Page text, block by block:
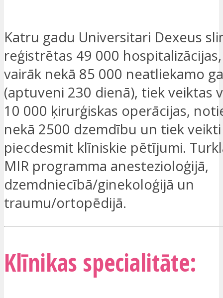
Katru gadu Universitari Dexeus
reģistrētas 49 000
vairāk nekā 85 000 neatliekamo
(aptuveni 230 dienā), tiek veiktas
10 000 ķirurģiskas operācijas,
nekā 2500 dzemdību un tiek
piecdesmit klīniskie pētījumi.
MIR programma anestezioloģijā,
dzemdniecībā/ginekoloģijā un
traumu/ortopēdijā.
Klīnikas specialitāte: